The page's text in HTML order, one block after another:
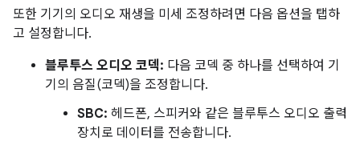
또한 기기의 오디오 재생을 미세 조정하려면 다음 옵션을 탭하
고 설정합니다.
블루투스 오디오 코덱: 다음 코덱 중 하나를 선택하여 기
기의 음질(코덱)을 조정합니다.
SBC: 헤드폰, 스피커와 같은 블루투스 오디오 출력
장치로 데이터를 전송합니다.